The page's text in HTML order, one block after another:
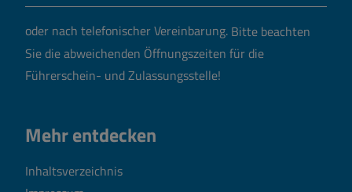
oder nach telefonischer Vereinbarung. Bitte beachten
Sie die abweichenden Öffnungszeiten für die
Führerschein- und Zulassungsstelle!
Mehr entdecken
Inhaltsverzeichnis